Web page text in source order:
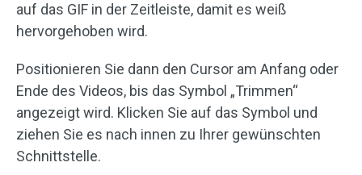
auf das GIF in der Zeitleiste, damit es weiß
hervorgehoben wird.
Positionieren Sie dann den Cursor am Anfang oder
Ende des Videos, bis das Symbol „Trimmen“
angezeigt wird. Klicken Sie auf das Symbol und
ziehen Sie es nach innen zu Ihrer gewünschten
Schnittstelle.